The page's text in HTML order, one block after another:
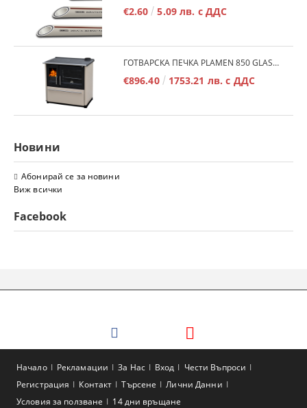
€2.60 5.09 лв. с ДДС
ГОТВАРСКА ПЕЧКА PLAMEN 850 GLAS 11KW
€896.40 1753.21 лв. с ДДС
Новини
Абонирай се за новини
Виж всички
Facebook
Начало Рекламации За Нас Вход
Чести Въпроси
Регистрация
Контакт Търсене
Лични Данни
Условия за ползване
14 дни връщане